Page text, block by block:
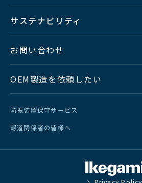
サステナビリティ
お問い合わせ
OEM製造を依頼したい
防振装置保守サービス
報道関係者の皆様へ